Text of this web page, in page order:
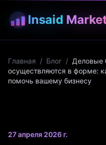
Insaid
Главная / Блог / Деловые
осуществляются в форме:
помочь вашему бизнесу
27 апреля 2026 г.